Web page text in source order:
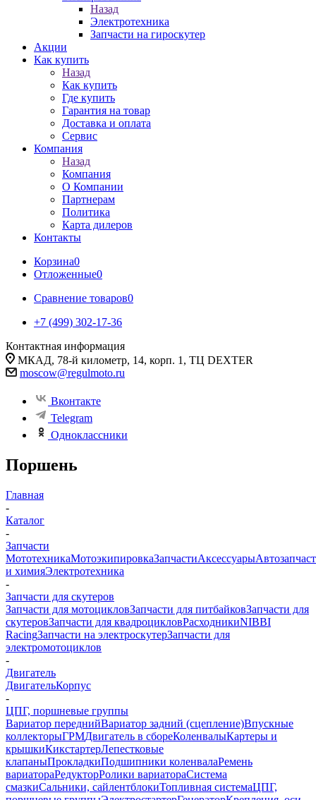
Назад
Электротехника
Запчасти на гироскутер
Акции
Как купить
Назад
Как купить
Где купить
Гарантия на товар
Доставка и оплата
Сервис
Компания
Назад
Компания
О Компании
Партнерам
Политика
Карта дилеров
Контакты
Корзина0
Отложенные0
Сравнение товаров0
+7 (499) 302-17-36
Контактная информация
МКАД, 78-й километр, 14, корп. 1, ТЦ DEXTER
moscow@regulmoto.ru
Вконтакте
Telegram
Одноклассники
Поршень
Главная
-
Каталог
-
Запчасти
МототехникаМотоэкипировкаЗапчастиАксессуары
и химияЭлектротехника
-
Запчасти для скутеров
Запчасти для мотоцикловЗапчасти для питбайковЗапчасти для
скутеровЗапчасти для квадроцикловРасходникиNIBBI
RacingЗапчасти на электроскутерЗапчасти для
электромотоциклов
-
Двигатель
ДвигательКорпус
-
ЦПГ, поршневые группы
Вариатор переднийВариатор задний (сцепление)Впускные
коллекторыГРМДвигатель в сбореКоленвалыКартеры и
крышкиКикстартерЛепестковые
клапаныПрокладкиПодшипники коленвалаРемень
вариатораРедукторРолики вариатораСистема
смазкиСальники, сайлентблокиТопливная системаЦПГ,